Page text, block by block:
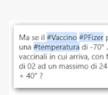
vaccinazione. Non
sconti, incentivi per
discriminazioni per
vaccinato, nessuno
persona cattiva. Non